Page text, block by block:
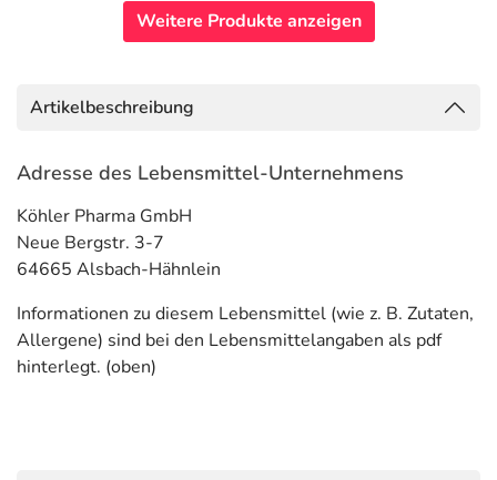
Weitere Produkte anzeigen
Artikelbeschreibung
Adresse des Lebensmittel-Unternehmens
Köhler Pharma GmbH
Neue Bergstr. 3-7
64665 Alsbach-Hähnlein
Informationen zu diesem Lebensmittel (wie z. B. Zutaten,
Allergene) sind bei den Lebensmittelangaben als pdf
hinterlegt. (oben)